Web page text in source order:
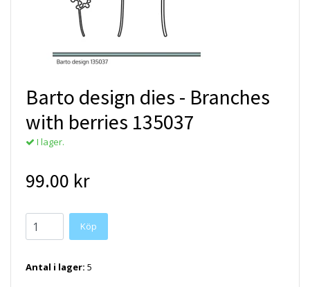
Barto design dies - Branches
with berries 135037
I lager.
99.00 kr
Antal i lager: 5